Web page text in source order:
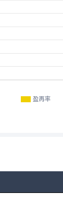
盈再率